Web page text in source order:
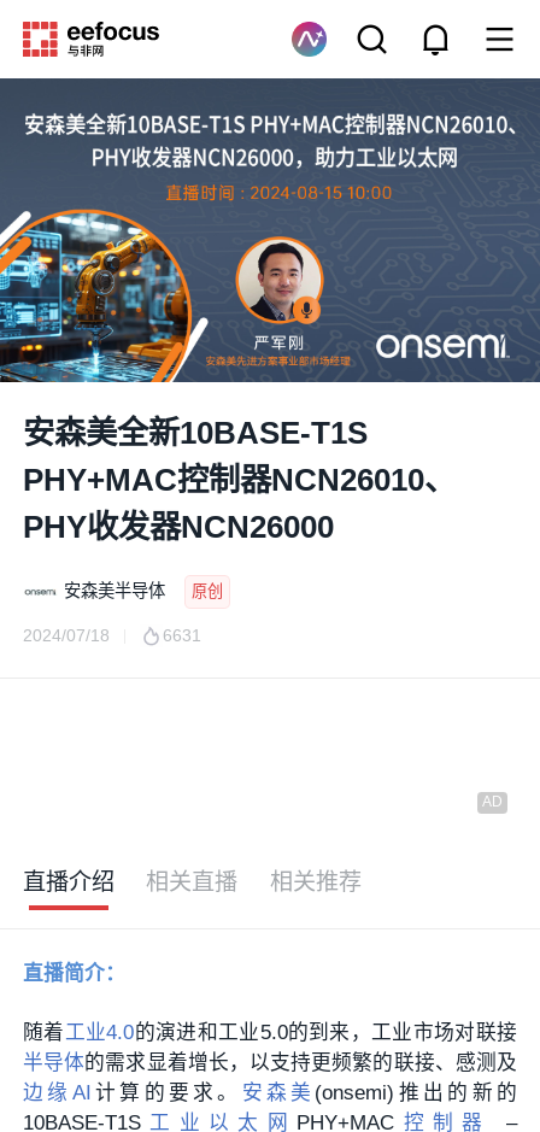
安森美全新10BASE-T1S
PHY+MAC控制器NCN26010、
PHY收发器NCN26000
安森美半导体 原创
2024/07/18 6631
直播介绍 相关直播 相关推荐
直播简介：
随着工业4.0的演进和工业5.0的到来，工业市场对联接
半导体的需求显着增长，以支持更频繁的联接、感测及
边缘AI 计算的要求。 安森美 (onsemi)推出的新的
10BASE-T1S 工业以太网 PHY+MAC 控制器
–